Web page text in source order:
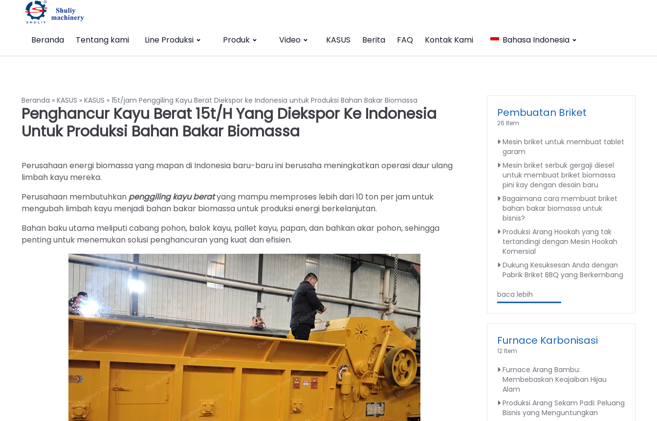
Beranda Tentang kami Line Produksi Produk Video KASUS Berita FAQ Kontak Kami Bahasa Indonesia
Beranda » KASUS » KASUS » 15t/jam Penggiling Kayu Berat Diekspor ke Indonesia untuk Produksi Bahan Bakar Biomassa
Penghancur Kayu Berat 15t/h Yang Diekspor Ke Indonesia
Untuk Produksi Bahan Bakar Biomassa
Perusahaan energi biomassa yang mapan di Indonesia baru-baru ini berusaha meningkatkan operasi daur ulang
limbah kayu mereka.
Perusahaan membutuhkan penggiling kayu beratyang mampu memproses lebih dari 10 ton per jam untuk
mengubah limbah kayu menjadi bahan bakar biomassa untuk produksi energi berkelanjutan.
Bahan baku utama meliputi cabang pohon, balok kayu, pallet kayu, papan, dan bahkan akar pohon, sehingga
penting untuk menemukan solusi penghancuran yang kuat dan efisien.
Pembuatan Briket
26 Item
Mesin briket untuk membuat tablet
garam
Mesin briket serbuk gergaji diesel
untuk membuat briket biomassa
pini kay dengan desain baru
Bagaimana cara membuat briket
bahan bakar biomassa untuk
bisnis?
Produksi Arang Hookah yang tak
tertandingi dengan Mesin Hookah
Komersial
Dukung Kesuksesan Anda dengan
Pabrik Briket BBQ yang Berkembang
baca lebih
Furnace Karbonisasi
12 Item
Furnace Arang Bambu:
Membebaskan Keajaiban Hijau
Alam
Produksi Arang Sekam Padi: Peluang
Bisnis yang Menguntungkan